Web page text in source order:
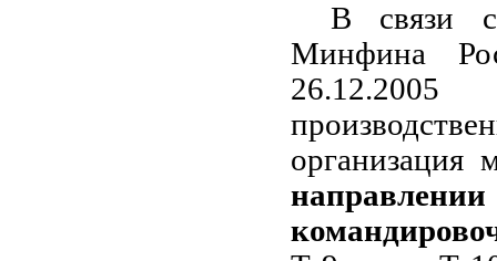
В связи
Минфина
26.12.2005
организация